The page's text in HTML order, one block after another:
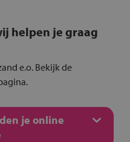
helpen je graag
e.o. Bekijk de
je online